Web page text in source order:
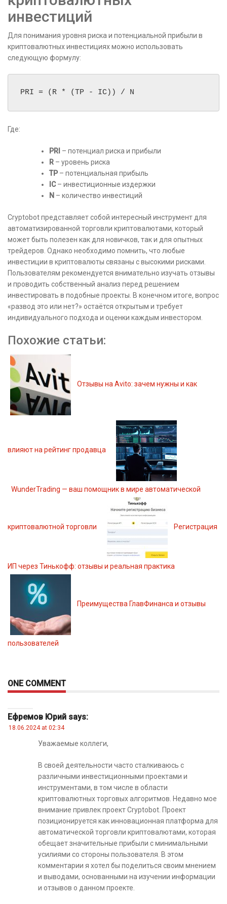
инвестиций
Для понимания уровня риска и потенциальной прибыли в
криптовалютных инвестициях можно использовать
следующую формулу:
Где:
PRI – потенциал риска и прибыли
R – уровень риска
TP– потенциальная прибыль
IC– инвестиционные издержки
N – количество инвестиций
Cryptobot представляет собой интересный инструмент для
автоматизированной торговли криптовалютами, который
может быть полезен как для новичков, так и для опытных
трейдеров. Однако необходимо помнить, что любые
инвестиции в криптовалюты связаны с высокими рисками.
Пользователям рекомендуется внимательно изучать отзывы
и проводить собственный анализ перед решением
инвестировать в подобные проекты. В конечном итоге, вопрос
«развод это или нет?» остаётся открытым и требует
индивидуального подхода и оценки каждым инвестором.
Похожие статьи:
Отзывы на Avito: зачем нужны и как
влияют на рейтинг продавца
WunderTrading — ваш помощник в мире автоматической
криптовалютной торговли Регистрация
ИП через Тинькофф: отзывы и реальная практика
Преимущества ГлавФинанса и отзывы
пользователей
ONE COMMENT
Ефремов Юрий says:
18.06.2024 at 02:34
Уважаемые коллеги,
В своей деятельности часто сталкиваюсь с
различными инвестиционными проектами и
инструментами, в том числе в области
криптовалютных торговых алгоритмов. Недавно мое
внимание привлек проект Cryptobot. Проект
позиционируется как инновационная платформа для
автоматической торговли криптовалютами, которая
обещает значительные прибыли с минимальными
усилиями со стороны пользователя. В этом
комментарии я хотел бы поделиться своим мнением
и выводами, основанными на изучении информации
и отзывов о данном проекте.